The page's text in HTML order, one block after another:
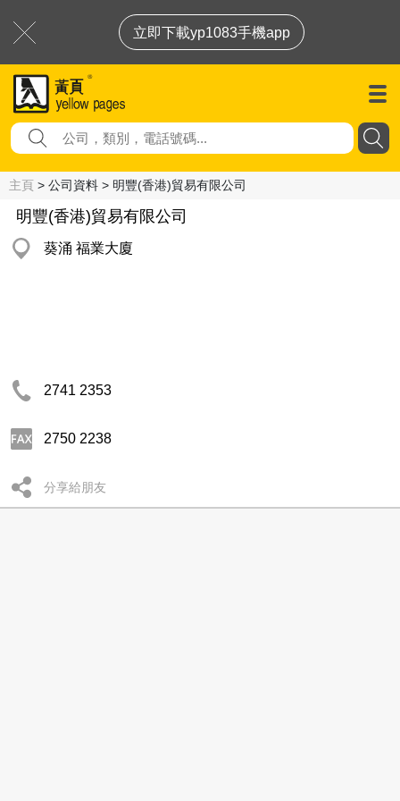
立即下載yp1083手機app
主頁 > 公司資料 > 明豐(香港)貿易有限公司
明豐(香港)貿易有限公司
葵涌 福業大廈
2741 2353
2750 2238
分享給朋友